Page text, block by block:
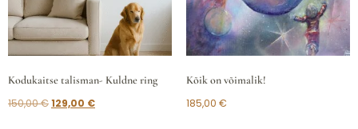
Kodukaitse talisman- Kuldne ring
150,00€129,00 €
Kõik on võimalik!
185,00 €